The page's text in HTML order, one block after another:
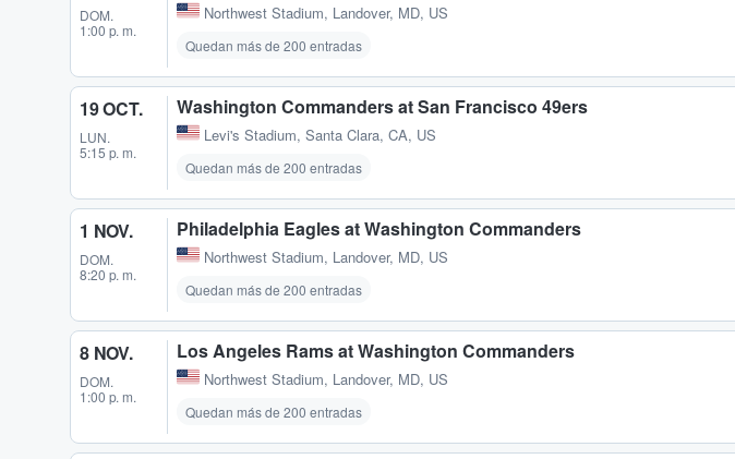
DOM.
1:00 p. m.
Northwest Stadium, Landover, MD, US
Quedan más de 200 entradas
19 OCT.
LUN.
5:15 p. m.
Washington Commanders at San Francisco 49ers
Levi's Stadium, Santa Clara, CA, US
Quedan más de 200 entradas
1 NOV.
DOM.
8:20 p. m.
Philadelphia Eagles at Washington Commanders
Northwest Stadium, Landover, MD, US
Quedan más de 200 entradas
8 NOV.
DOM.
1:00 p. m.
Los Angeles Rams at Washington Commanders
Northwest Stadium, Landover, MD, US
Quedan más de 200 entradas